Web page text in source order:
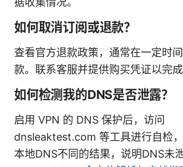
如何取消订阅或退款？
查看官方退款政策，通常在一定时
款。联系客服并提供购买凭证以完成
如何检测我的DNS是否泄露？
启用 VPN 的 DNS 保护后，访问
dnsleaktest.com 等工具进行自检
本地DNS不同的结果，说明DNS未